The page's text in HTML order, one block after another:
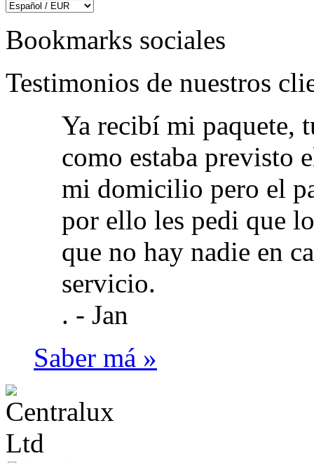
Bookmarks sociales
Testimonios de nuestros
Ya recibí mi paquete,
como estaba previsto
mi domicilio pero el
por ello les pedi que
que no hay nadie en
servicio.
. - Jan
Saber má »